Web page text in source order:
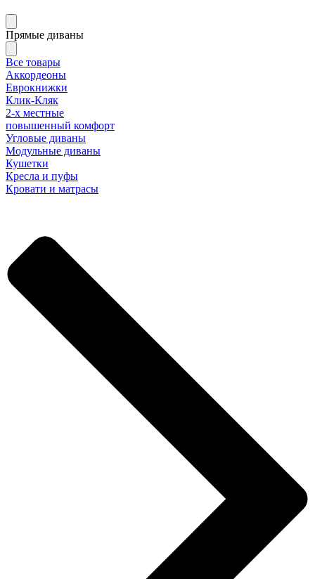
Прямые диваны
Все товары
Аккордеоны
Еврокнижки
Клик-Кляк
2-х местные
повышенный комфорт
Угловые диваны
Модульные диваны
Кушетки
Кресла и пуфы
Кровати и матрасы